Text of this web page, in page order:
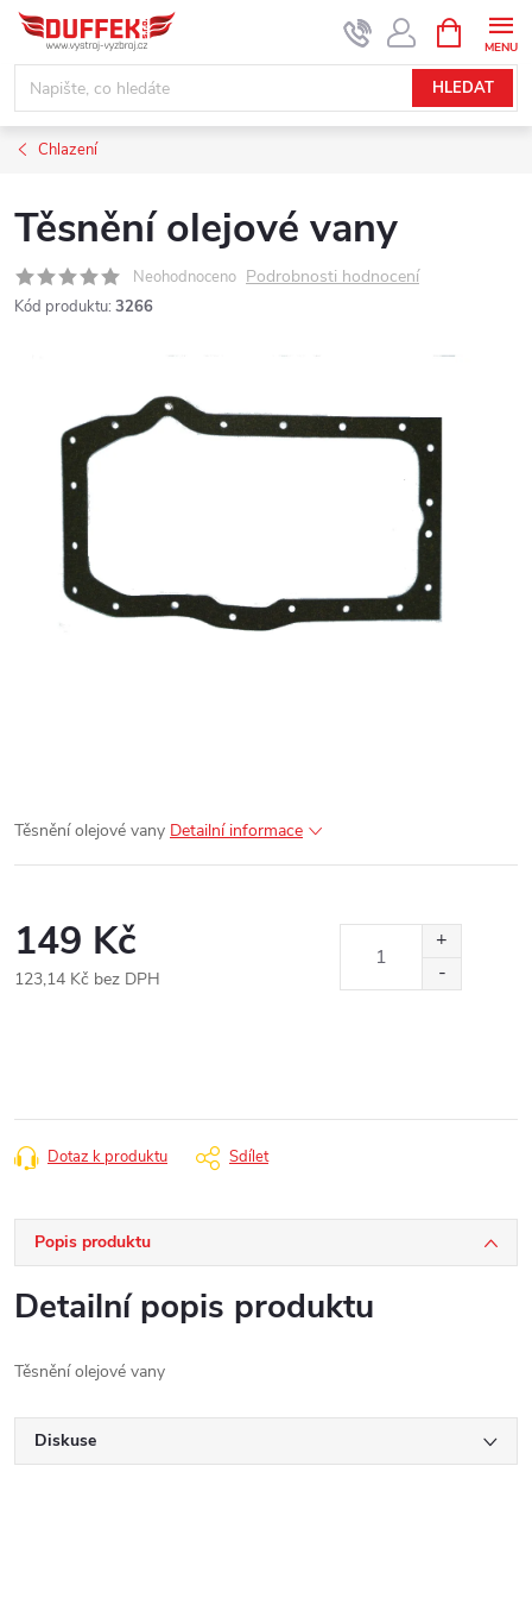
Přejít
obsah
HLEDAT
NÁKUPNÍ
KOŠÍK
Chlazení
Těsnění olejové vany
Neohodnoceno Podrobnosti hodnocení
Kód produktu: 3266
Těsnění olejové vany Detailní informace
149 Kč
123,14 Kč bez DPH
Dotaz k produktu Sdílet
Popis produktu
Detailní popis produktu
Těsnění olejové vany
Diskuse